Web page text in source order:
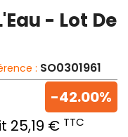
- Lot De
: SO0301961
25,19 € TTC
-42.00%